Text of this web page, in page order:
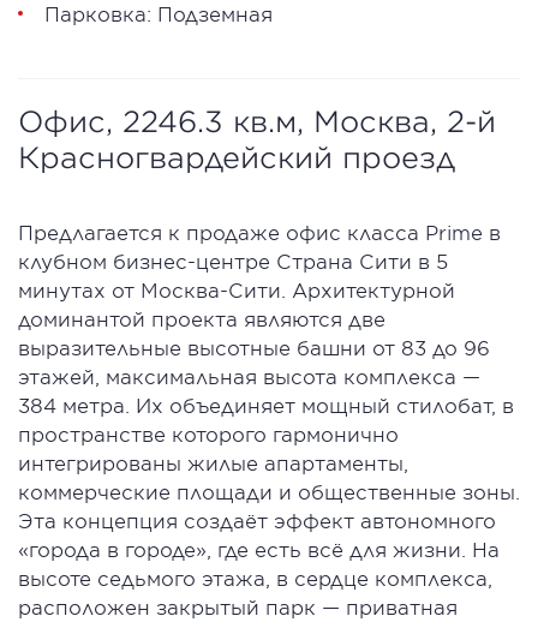
Парковка: Подземная
Офис, 2246.3 кв.м, Москва, 2-й
Красногвардейский проезд
Предлагается к продаже офис класса Prime в
клубном бизнес-центре Страна Сити в 5
минутах от Москва-Сити. Архитектурной
доминантой проекта являются две
выразительные высотные башни от 83 до 96
этажей, максимальная высота комплекса —
384 метра. Их объединяет мощный стилобат, в
пространстве которого гармонично
интегрированы жилые апартаменты,
коммерческие площади и общественные зоны.
Эта концепция создаёт эффект автономного
«города в городе», где есть всё для жизни. На
высоте седьмого этажа, в сердце комплекса,
расположен закрытый парк — приватная